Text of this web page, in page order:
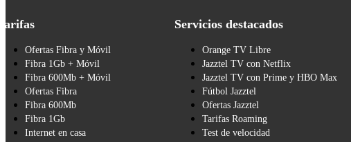
Ofertas Fibra y Móvil
Fibra 1Gb + Móvil
Fibra 600Mb + Móvil
Ofertas Fibra
Fibra 600Mb
Fibra 1Gb
Internet en casa
Servicios destacados
Orange TV Libre
Jazztel TV con Netflix
Jazztel TV con Prime y HBO Max
Fútbol Jazztel
Ofertas Jazztel
Tarifas Roaming
Test de velocidad